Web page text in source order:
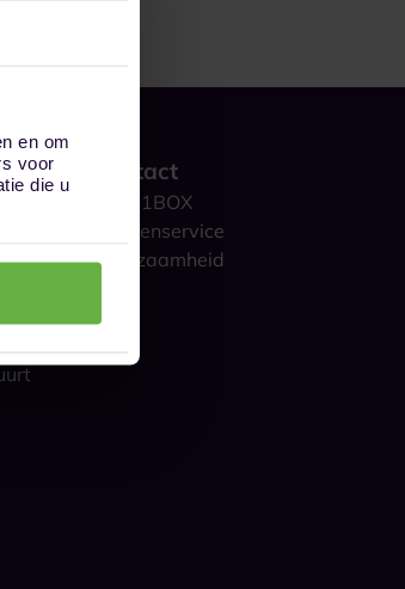
en om
voor
die u
Contact
Over 1BOX
Klantenservice
Duurzaamheid